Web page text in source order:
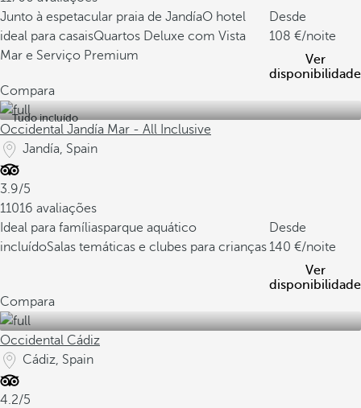
Junto à espetacular praia de JandíaO hotel
ideal para casaisQuartos Deluxe com Vista
Mar e Serviço Premium
Desde
108
/noite
Ver
disponibilidade
Compara
Tudo incluído
Occidental Jandía Mar - All Inclusive
Jandía, Spain
3.9/5
11016 avaliações
Ideal para famíliasparque aquático
incluídoSalas temáticas e clubes para crianças
Desde
140
/noite
Ver
disponibilidade
Compara
Occidental Cádiz
Cádiz, Spain
4.2/5